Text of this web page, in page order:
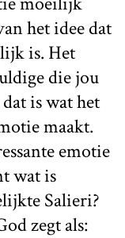
het idee dat
is. Het
die jou
is wat het
maakt.
emotie
wat is
Salieri?
zegt als: